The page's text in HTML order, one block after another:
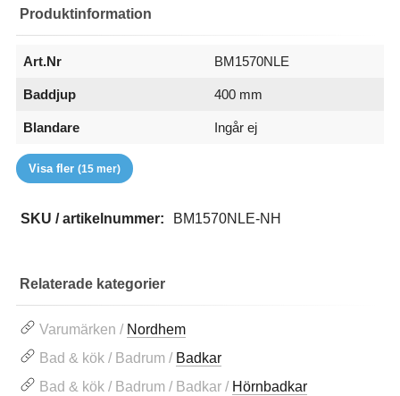
Produktinformation
Art.Nr BM1570NLE
Baddjup 400 mm
Blandare
Ingår ej
Bottenventil
Bredd (mm)
EAN
Färg
Form
Front
Höjd (mm)
Längd (mm)
Material
Överfyllnadsskydd
RSK
Rygglutning
Serie
Varumärke
Volym
Visa fler (15 mer)
SKU / artikelnummer: BM1570NLE-NH
Relaterade kategorier
Varumärken / Nordhem
Bad & kök / Badrum / Badkar
Bad & kök / Badrum / Badkar / Hörnbadkar